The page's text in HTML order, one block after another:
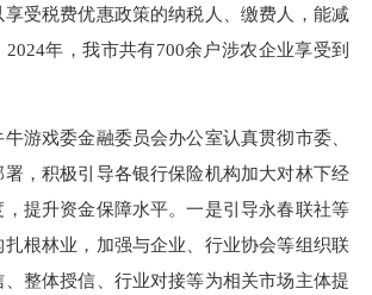
受税费优惠政策的纳税人、缴费人，能减
年，我市共有700余户涉农企业享受到
戏委金融委员会办公室认真贯彻市委、
，积极引导各银行保险机构加大对林下经
提升资金保障水平。一是引导永春联社等
根林业，加强与企业、行业协会等组织联
整体授信、行业对接等为相关市场主体提